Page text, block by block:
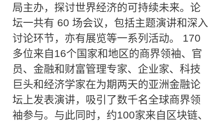
局主办，探讨世界经济的可持续未来。论
坛一共有 60 场会议，包括主题演讲和深入
讨论环节，亦有展览等一系列活动。 170
多位来自16个国家和地区的商界领袖、官
员、金融和财富管理专家、企业家、科技
巨头和经济学家在为期两天的亚洲金融论
坛上发表演讲，吸引了数千名全球商界领
袖参与。与此同时，约100家来自区块链、